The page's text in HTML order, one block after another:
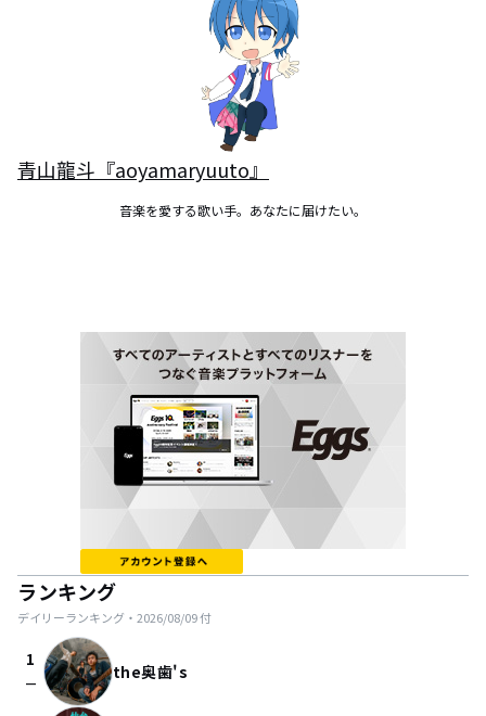
青山龍斗『aoyamaryuuto』
音楽を愛する歌い手。あなたに届けたい。
ランキング
デイリーランキング・ 2026/08/09付
1
check_indeterminate_small the奥歯's